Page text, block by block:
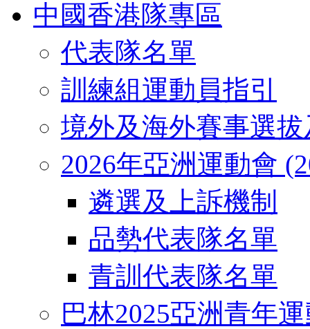
中國香港隊專區
代表隊名單
訓練組運動員指引
境外及海外賽事選
2026年亞洲運動會
遴選及上訴機制
品勢代表隊名單
青訓代表隊名單
巴林2025亞洲青年